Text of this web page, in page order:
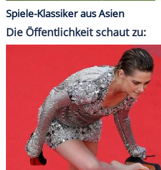
Spiele-Klassiker aus Asien
Die Öffentlichkeit schaut zu: